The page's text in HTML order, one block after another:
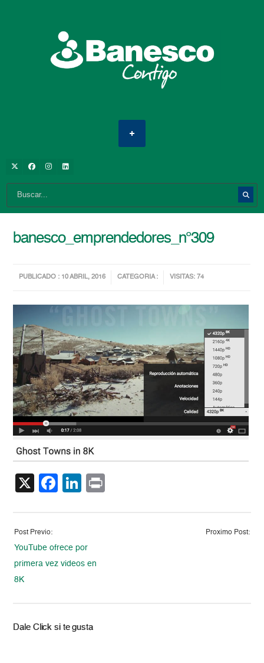
banesco_emprendedores_n°309
PUBLICADO : 10 ABRIL, 2016 CATEGORIA : VISITAS: 74
X Facebook
LinkedIn
Post Previo:
YouTube ofrece por
primera vez videos en
8K
Proximo Post:
Dale Click si te gusta